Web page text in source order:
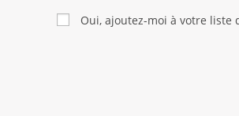
name
or
Oui, ajoutez-moi à votre liste